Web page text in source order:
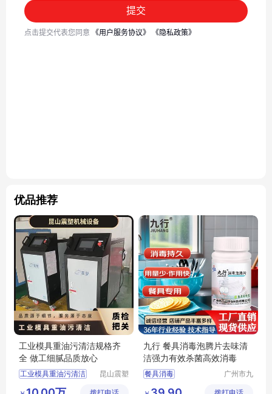
优品推荐
工业模具重油污清洁规格齐
全 做工细腻品质放心
工业模具重油污清洁
昆山震塑
九行 餐具消毒泡腾片去味清
洁强力有效杀菌高效消毒
餐具消毒
广州市九